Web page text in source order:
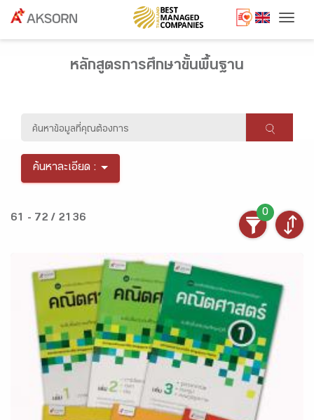
หลักสูตรการศึกษาขั้นพื้นฐาน
ค้นหาละเอียด :
61 - 72 / 2136
0